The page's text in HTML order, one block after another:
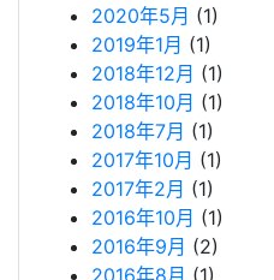
2020年5月 (1)
2019年1月 (1)
2018年12月 (1)
2018年10月 (1)
2018年7月 (1)
2017年10月 (1)
2017年2月 (1)
2016年10月 (1)
2016年9月 (2)
2016年8月 (1)